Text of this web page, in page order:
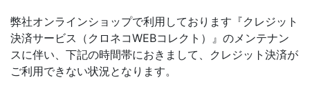
弊社オンラインショップで利用しております『クレジット
決済サービス（クロネコWEBコレクト）』のメンテナン
スに伴い、下記の時間帯におきまして、クレジット決済が
ご利用できない状況となります。